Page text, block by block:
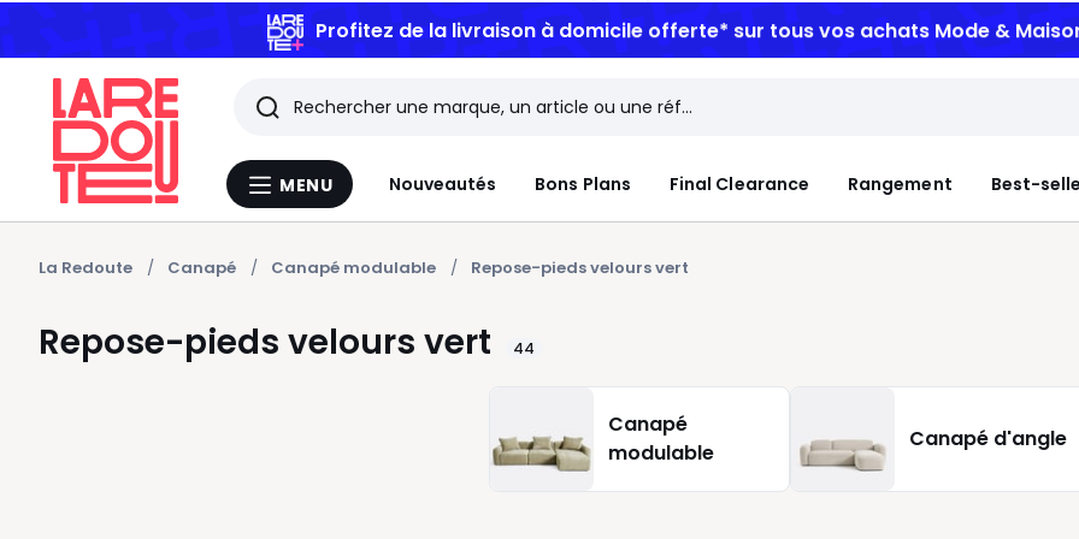
Profitez de la livraison à domicile offerte* sur tous vos achats Mode &
Menu
MENU Nouveautés Bons Plans Final Clearance Rangement Best-
Rechercher
Les
derniers
articles
consultés
La Redoute Canapé Canapé modulable Repose-pieds velours vert
Repose-pieds velours vert 44
Canapé
modulable
Canapé d'angle